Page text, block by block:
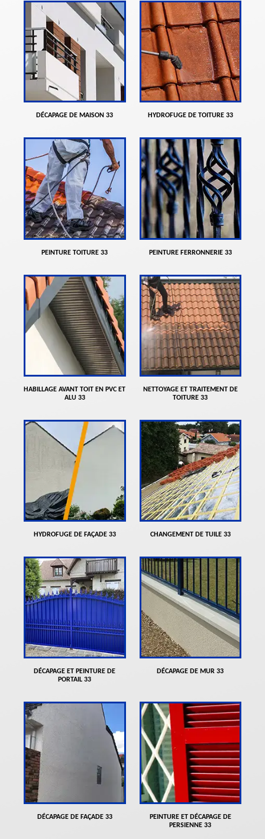
DÉCAPAGE DE MAISON 33 HYDROFUGE DE TOITURE 33
PEINTURE TOITURE 33 PEINTURE FERRONNERIE 33
HABILLAGE AVANT TOIT EN PVC ET
ALU 33
NETTOYAGE ET TRAITEMENT DE
TOITURE 33
HYDROFUGE DE FAÇADE 33 CHANGEMENT DE TUILE 33
DÉCAPAGE ET PEINTURE DE
PORTAIL 33
DÉCAPAGE DE MUR 33
DÉCAPAGE DE FAÇADE 33
PEINTURE ET DÉCAPAGE DE
PERSIENNE 33